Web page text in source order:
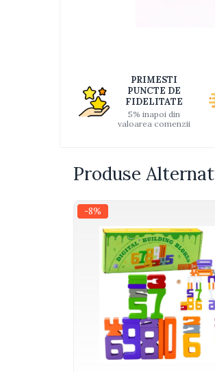
Interactive, educative si
Ateliere si unelte
Blocuri de constructie
Electrocasnice si bucatarii
PRIMESTI
PUNCTE DE
FIDELITATE
5% inapoi din
valoarea comenzii
Produse
-8%